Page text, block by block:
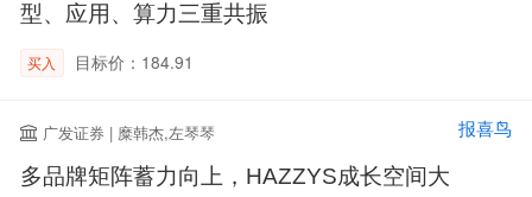
型、应用、算力三重共振
买入 目标价：184.91
广发证券 | 糜韩杰,左琴琴 报喜鸟
多品牌矩阵蓄力向上，HAZZYS成长空间大